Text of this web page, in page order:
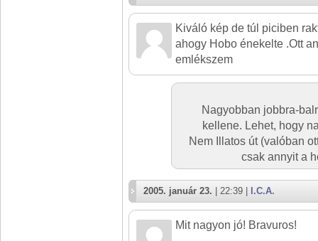
Kiváló kép de túl piciben
ahogy Hobo énekelte .Ott
emlékszem
Nagyobban jobbra-
kellene. Lehet, hogy
Nem Illatos út (valóban
csak annyit a
2005. január 23. | 22:39 | I.C.A.
Mit nagyon jó! Bravuros!